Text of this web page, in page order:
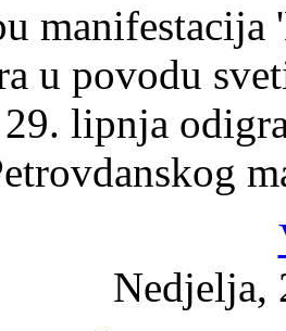
manifestacija
u povodu
lipnja
Nedjelja,